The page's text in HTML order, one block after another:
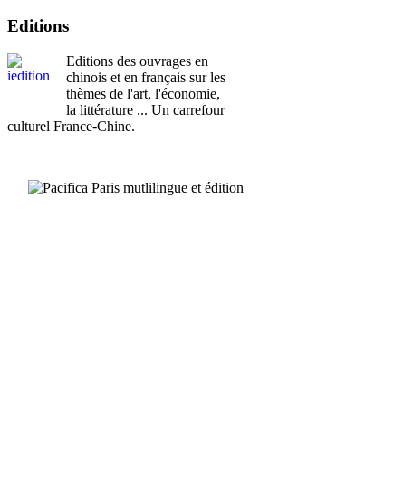
Editions
Editions des ouvrages en
chinois et en français sur les
thèmes de l'art, l'économie,
la littérature ... Un carrefour
culturel France-Chine.